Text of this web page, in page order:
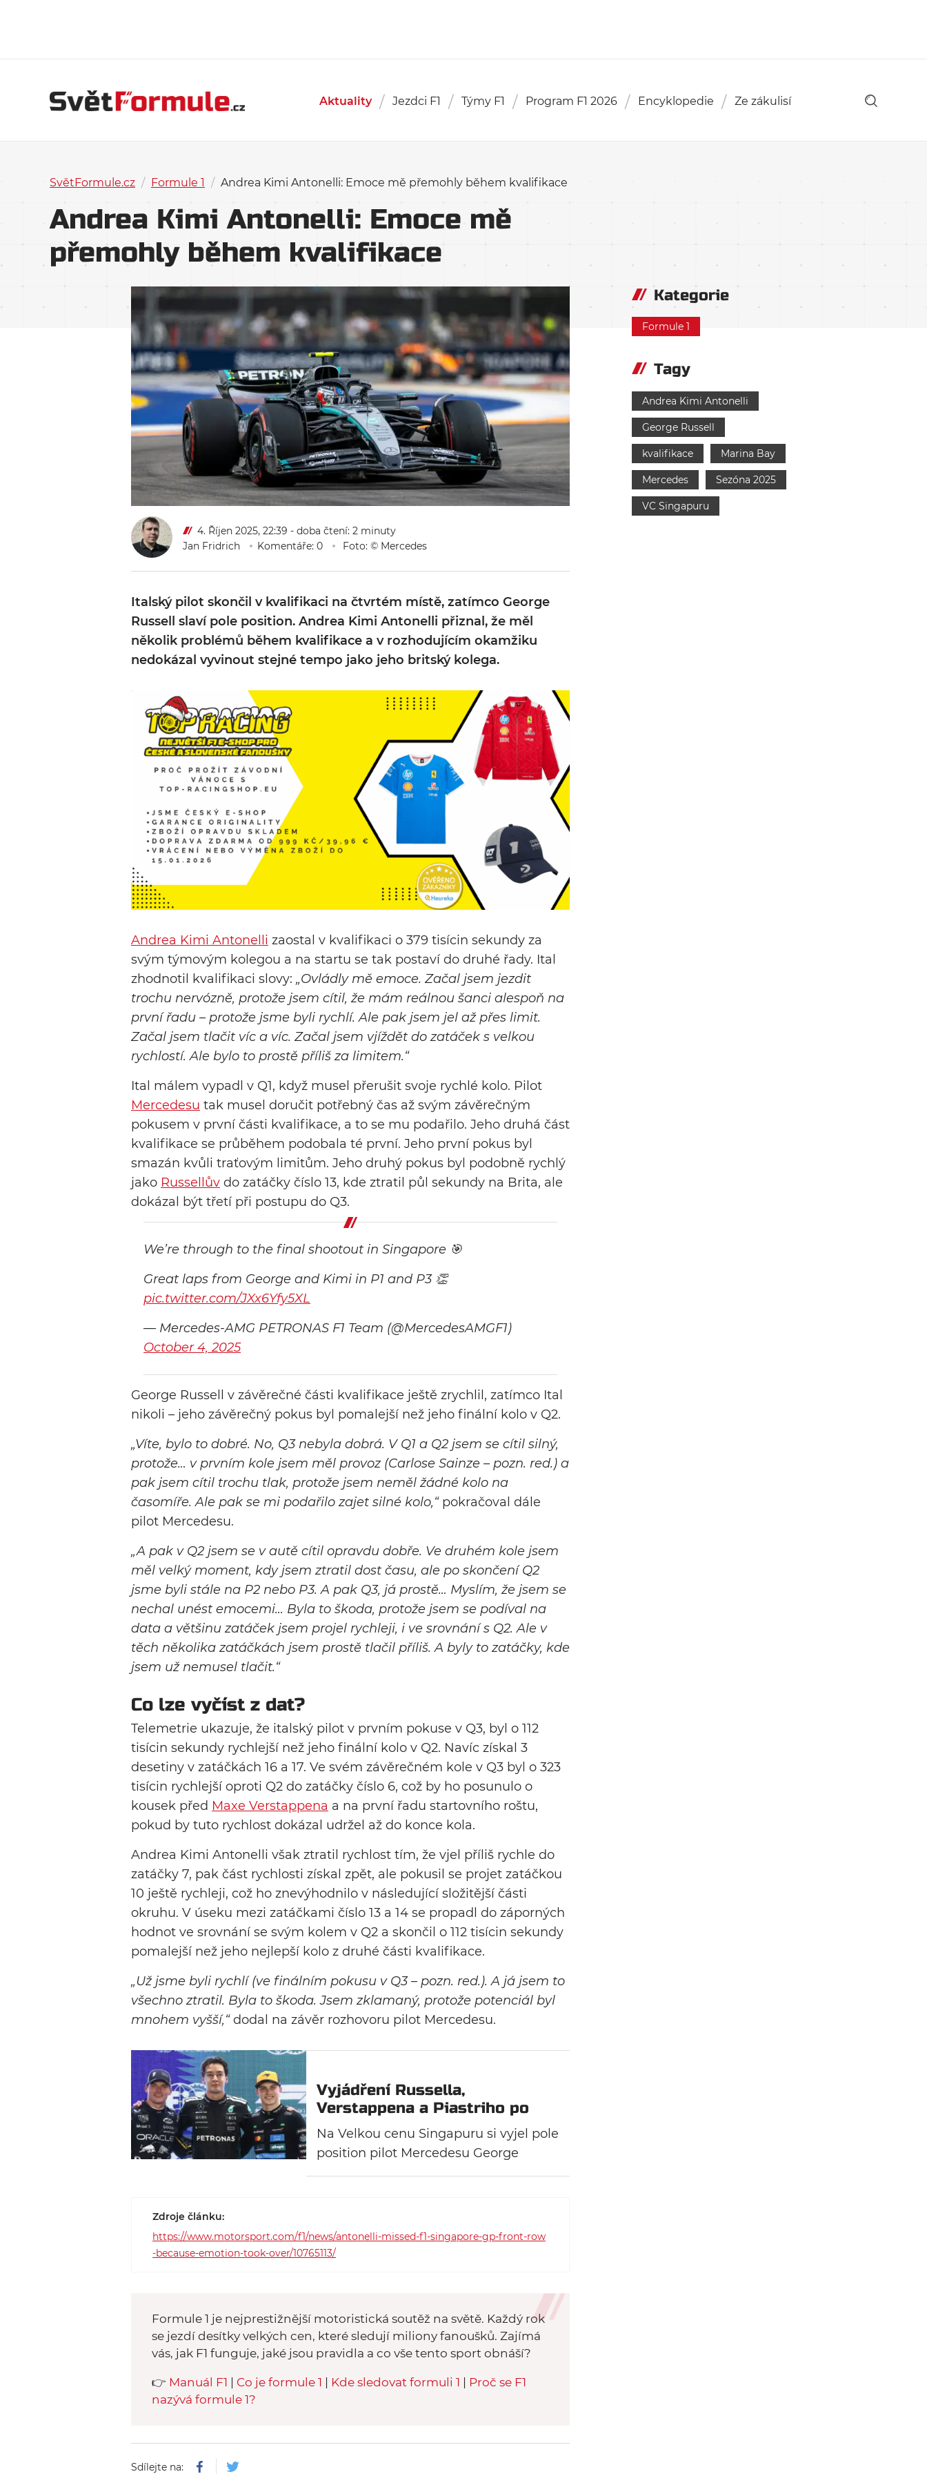
Aktuality Jezdci F1 Týmy F1 Program F1 2026 Encyklopedie Ze zákulisí
SvětFormule.cz / Formule 1 / Andrea Kimi Antonelli: Emoce mě přemohly během kvalifikace
Andrea Kimi Antonelli: Emoce mě
přemohly během kvalifikace
4. Říjen 2025, 22:39 - doba čtení: 2 minuty
Jan Fridrich
Komentáře: 0 Foto: © Mercedes
Italský pilot skončil v kvalifikaci na čtvrtém místě, zatímco George
Russell slaví pole position. Andrea Kimi Antonelli přiznal, že měl
několik problémů během kvalifikace a v rozhodujícím okamžiku
nedokázal vyvinout stejné tempo jako jeho britský kolega.
Andrea Kimi Antonelli zaostal v kvalifikaci o 379 tisícin sekundy za
svým týmovým kolegou a na startu se tak postaví do druhé řady. Ital
zhodnotil kvalifikaci slovy: „Ovládly mě emoce. Začal jsem jezdit
trochu nervózně, protože jsem cítil, že mám reálnou šanci alespoň na
první řadu – protože jsme byli rychlí. Ale pak jsem jel až přes limit.
Začal jsem tlačit víc a víc. Začal jsem vjíždět do zatáček s velkou
rychlostí. Ale bylo to prostě příliš za limitem.“
Ital málem vypadl v Q1, když musel přerušit svoje rychlé kolo. Pilot
Mercedesu tak musel doručit potřebný čas až svým závěrečným
pokusem v první části kvalifikace, a to se mu podařilo. Jeho druhá část
kvalifikace se průběhem podobala té první. Jeho první pokus byl
smazán kvůli traťovým limitům. Jeho druhý pokus byl podobně rychlý
jako Russellův do zatáčky číslo 13, kde ztratil půl sekundy na Brita, ale
dokázal být třetí při postupu do Q3.
We’re through to the final shootout in Singapore 🎯
Great laps from George and Kimi in P1 and P3 👏
pic.twitter.com/JXx6Yfy5XL
— Mercedes-AMG PETRONAS F1 Team (@MercedesAMGF1)
October 4, 2025
George Russell v závěrečné části kvalifikace ještě zrychlil, zatímco Ital
nikoli – jeho závěrečný pokus byl pomalejší než jeho finální kolo v Q2.
„Víte, bylo to dobré. No, Q3 nebyla dobrá. V Q1 a Q2 jsem se cítil silný,
protože… v prvním kole jsem měl provoz (Carlose Sainze – pozn. red.) a
pak jsem cítil trochu tlak, protože jsem neměl žádné kolo na
časomíře. Ale pak se mi podařilo zajet silné kolo,“pokračoval dále
pilot Mercedesu.
„A pak v Q2 jsem se v autě cítil opravdu dobře. Ve druhém kole jsem
měl velký moment, kdy jsem ztratil dost času, ale po skončení Q2
jsme byli stále na P2 nebo P3. A pak Q3, já prostě… Myslím, že jsem se
nechal unést emocemi… Byla to škoda, protože jsem se podíval na
data a většinu zatáček jsem projel rychleji, i ve srovnání s Q2. Ale v
těch několika zatáčkách jsem prostě tlačil příliš. A byly to zatáčky, kde
jsem už nemusel tlačit.“
Co lze vyčíst z dat?
Telemetrie ukazuje, že italský pilot v prvním pokuse v Q3, byl o 112
tisícin sekundy rychlejší než jeho finální kolo v Q2. Navíc získal 3
desetiny v zatáčkách 16 a 17. Ve svém závěrečném kole v Q3 byl o 323
tisícin rychlejší oproti Q2 do zatáčky číslo 6, což by ho posunulo o
kousek před Maxe Verstappena a na první řadu startovního roštu,
pokud by tuto rychlost dokázal udržel až do konce kola.
Andrea Kimi Antonelli však ztratil rychlost tím, že vjel příliš rychle do
zatáčky 7, pak část rychlosti získal zpět, ale pokusil se projet zatáčkou
10 ještě rychleji, což ho znevýhodnilo v následující složitější části
okruhu. V úseku mezi zatáčkami číslo 13 a 14 se propadl do záporných
hodnot ve srovnání se svým kolem v Q2 a skončil o 112 tisícin sekundy
pomalejší než jeho nejlepší kolo z druhé části kvalifikace.
„Už jsme byli rychlí (ve finálním pokusu v Q3 – pozn. red.). A já jsem to
všechno ztratil. Byla to škoda. Jsem zklamaný, protože potenciál byl
mnohem vyšší,“dodal na závěr rozhovoru pilot Mercedesu.
Vyjádření Russella,
Verstappena a Piastriho po
kvalifikaci v Singapuru
Na Velkou cenu Singapuru si vyjel pole
position pilot Mercedesu George
Russell. Z druhého místa odstartuje
Davida Coultharda po kvalifikaci
vyjádřili?
Zdroje článku:
https://www.motorsport.com/f1/news/antonelli-missed-f1-singapore-gp-front-row
-because-emotion-took-over/10765113/
Formule 1 je nejprestižnější motoristická soutěž na světě. Každý rok
se jezdí desítky velkých cen, které sledují miliony fanoušků. Zajímá
vás, jak F1 funguje, jaké jsou pravidla a co vše tento sport obnáší?
👉 Manuál F1 Co je formule 1 Kde sledovat formuli 1
Proč se F1
nazývá formule 1?
Sdílejte na:
Kategorie
Formule 1
Tagy
Andrea Kimi Antonelli
George Russell
kvalifikace Marina Bay
Mercedes Sezóna 2025
VC Singapuru